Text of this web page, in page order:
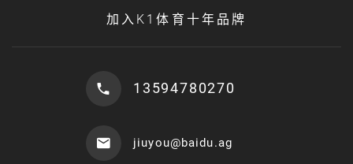
加入K1体育十年品牌
13594780270
jiuyou@baidu.ag